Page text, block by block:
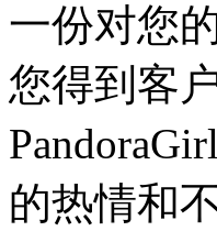
一份对您
您得到客
的热情和